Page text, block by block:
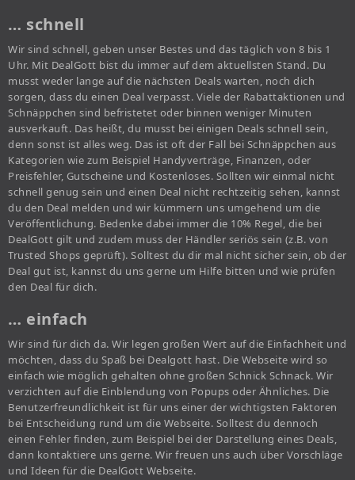
… schnell
Wir sind schnell, geben unser Bestes und das täglich von 8 bis 1
Uhr. Mit DealGott bist du immer auf dem aktuellsten Stand. Du
musst weder lange auf die nächsten Deals warten, noch dich
sorgen, dass du einen Deal verpasst. Viele der Rabattaktionen und
Schnäppchen sind befristetet oder binnen weniger Minuten
ausverkauft. Das heißt, du musst bei einigen Deals schnell sein,
denn sonst ist alles weg. Das ist oft der Fall bei Schnäppchen aus
Kategorien wie zum Beispiel Handyverträge, Finanzen, oder
Preisfehler, Gutscheine und Kostenloses. Sollten wir einmal nicht
schnell genug sein und einen Deal nicht rechtzeitig sehen, kannst
du den Deal melden und wir kümmern uns umgehend um die
Veröffentlichung. Bedenke dabei immer die 10% Regel, die bei
DealGott gilt und zudem muss der Händler seriös sein (z.B. von
Trusted Shops geprüft). Solltest du dir mal nicht sicher sein, ob der
Deal gut ist, kannst du uns gerne um Hilfe bitten und wie prüfen
den Deal für dich.
… einfach
Wir sind für dich da. Wir legen großen Wert auf die Einfachheit und
möchten, dass du Spaß bei Dealgott hast. Die Webseite wird so
einfach wie möglich gehalten ohne großen Schnick Schnack. Wir
verzichten auf die Einblendung von Popups oder Ähnliches. Die
Benutzerfreundlichkeit ist für uns einer der wichtigsten Faktoren
bei Entscheidung rund um die Webseite. Solltest du dennoch
einen Fehler finden, zum Beispiel bei der Darstellung eines Deals,
dann kontaktiere uns gerne. Wir freuen uns auch über Vorschläge
und Ideen für die DealGott Webseite.